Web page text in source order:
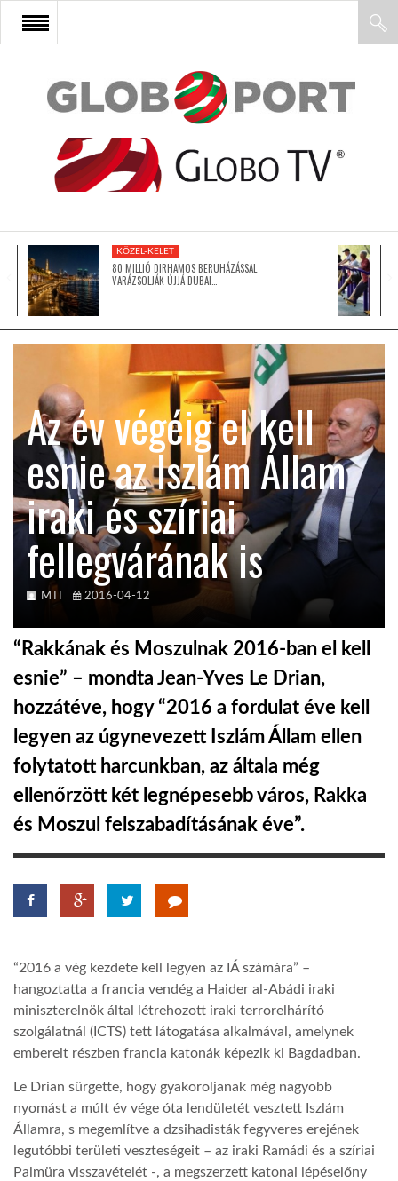
FŐOLDAL
AFRIKA
ÁZSIA
KÖZEL-KELET
AUSZTRÁLIA
A VILÁG ITTHON
HÍR3D
TROPICALMAGAZIN
A NAP SZÉPE
LINKTR.EE
GLOBOZSARU
DOBRAVERO.HU
KÖZEL-KELET
80 MILLIÓ DIRHAMOS BERUHÁZÁSSAL
VARÁZSOLJÁK ÚJJÁ DUBAI…
Az év végéig el kell
esnie az Iszlám Állam
iraki és szíriai
fellegvárának is
MTI 2016-04-12
“Rakkának és Moszulnak 2016-ban el kell
esnie” – mondta Jean-Yves Le Drian,
hozzátéve, hogy “2016 a fordulat éve kell
legyen az úgynevezett Iszlám Állam ellen
folytatott harcunkban, az általa még
ellenőrzött két legnépesebb város, Rakka
és Moszul felszabadításának éve”.
“2016 a vég kezdete kell legyen az IÁ számára” –
hangoztatta a francia vendég a Haider al-Abádi iraki
miniszterelnök által létrehozott iraki terrorelhárító
szolgálatnál (ICTS) tett látogatása alkalmával, amelynek
embereit részben francia katonák képezik ki Bagdadban.
Le Drian sürgette, hogy gyakoroljanak még nagyobb
nyomást a múlt év vége óta lendületét vesztett Iszlám
Államra, s megemlítve a dzsihadisták fegyveres erejének
legutóbbi területi veszteségeit – az iraki Ramádi és a szíriai
Palmüra visszavételét -, a megszerzett katonai lépéselőny